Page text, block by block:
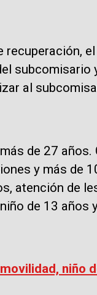
recuperación,
subcomisario
al
de 27 años.
y más de
atención de
de 13 años
niño